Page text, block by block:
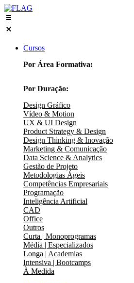
Skip
to
content
Cursos
Por Área Formativa:
Por Duração:
Design Gráfico
Vídeo & Motion
UX & UI Design
Product Strategy & Design
Design Thinking & Inovação
Marketing & Comunicação
Data Science & Analytics
Gestão de Projeto
Metodologias Ágeis
Competências Empresariais
Programação
Inteligência Artificial
CAD
Office
Outros
Curta | Monoprogramas
Média | Especializados
Longa | Academias
Intensiva | Bootcamps
À Medida